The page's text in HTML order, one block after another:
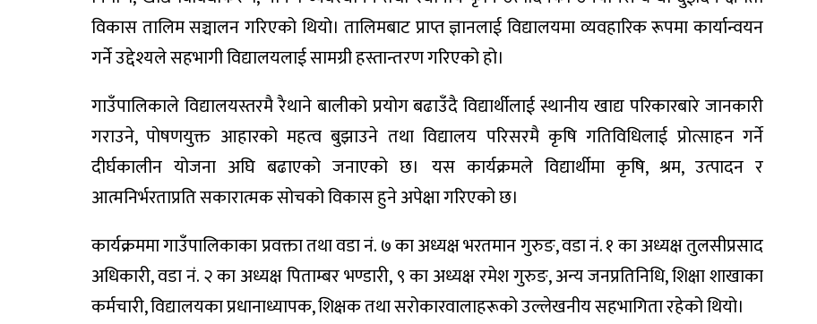
विकास तालिम सञ्चालन गरिएको थियो। तालिमबाट प्राप्त ज्ञानलाई विद्यालयमा व्यवहारिक रूपमा कार्यान्वयन
गर्ने उद्देश्यले सहभागी विद्यालयलाई सामग्री हस्तान्तरण गरिएको हो।
गाउँपालिकाले विद्यालयस्तरमै रैथाने बालीको प्रयोग बढाउँदै विद्यार्थीलाई स्थानीय खाद्य परिकारबारे जानकारी
गराउने, पोषणयुक्त आहारको महत्व बुझाउने तथा विद्यालय परिसरमै कृषि गतिविधिलाई प्रोत्साहन गर्ने
दीर्घकालीन योजना अघि बढाएको जनाएको छ। यस कार्यक्रमले विद्यार्थीमा कृषि, श्रम, उत्पादन र
आत्मनिर्भरताप्रति सकारात्मक सोचको विकास हुने अपेक्षा गरिएको छ।
कार्यक्रममा गाउँपालिकाका प्रवक्ता तथा वडा नं. ७ का अध्यक्ष भरतमान गुरुङ, वडा नं. १ का अध्यक्ष तुलसीप्रसाद
अधिकारी, वडा नं. २ का अध्यक्ष पिताम्बर भण्डारी, ९ का अध्यक्ष रमेश गुरुङ, अन्य जनप्रतिनिधि, शिक्षा शाखाका
कर्मचारी, विद्यालयका प्रधानाध्यापक, शिक्षक तथा सरोकारवालाहरूको उल्लेखनीय सहभागिता रहेको थियो।